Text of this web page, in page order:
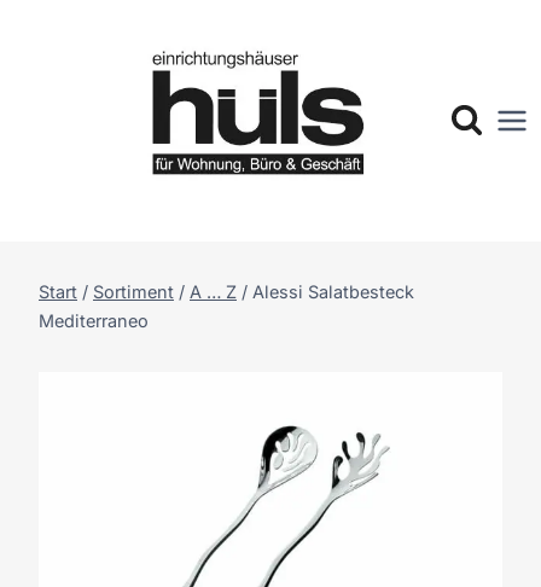
Start / Sortiment / A … Z / Alessi Salatbesteck
Mediterraneo